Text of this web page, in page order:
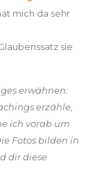
mich da sehr
sie
erwähnen:
erzähle,
ich vorab um
Fotos bilden in
dir diese